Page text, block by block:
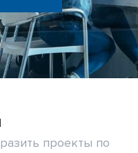
проекты по